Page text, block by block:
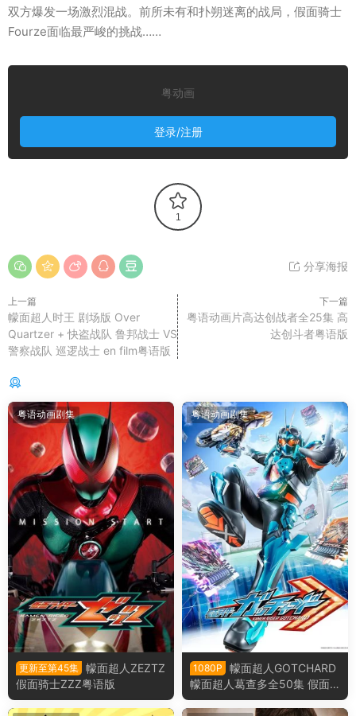
双方爆发一场激烈混战。前所未有和扑朔迷离的战局，假面骑士
Fourze面临最严峻的挑战……
粤动画
登录/注册
1
分享海报
上一篇
幪面超人时王 剧场版 Over
Quartzer + 快盗战队 鲁邦战士 VS
警察战队 巡逻战士 en film粤语版
下一篇
粤语动画片高达创战者全25集 高
达创斗者粤语版
粤语动画剧集
更新至第45集 幪面超人ZEZTZ
假面骑士ZZZ粤语版
粤语动画剧集
1080P
幪面超人GOTCHARD
幪面超人葛查多全50集 假面
骑士歌查德粤语版